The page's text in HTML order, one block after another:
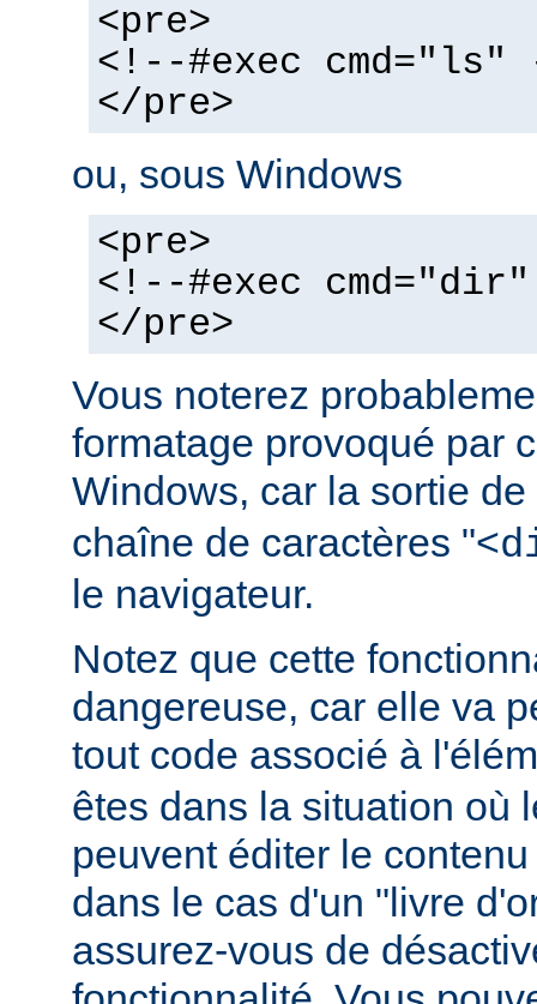
<pre>
<!--#exec cmd="ls"
</pre>
ou, sous Windows
<pre>
<!--#exec
</pre>
Vous noterez
formatage provoqué par
Windows, car la sortie de
chaîne de caractères "<
le navigateur.
Notez que cette
dangereuse, car elle va
tout code associé à
êtes dans la situation où
peuvent éditer le
dans le cas d'un "livre
assurez-vous de